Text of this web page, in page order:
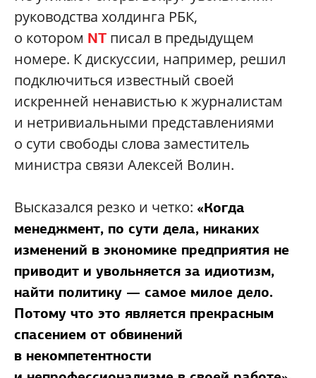
руководства холдинга РБК,
о котором NT писал в предыдущем
номере. К дискуссии, например, решил
подключиться известный своей
искренней ненавистью к журналистам
и нетривиальными представлениями
о сути свободы слова заместитель
министра связи Алексей Волин.
Высказался резко и четко: «Когда
менеджмент, по сути дела, никаких
изменений в экономике предприятия не
приводит и увольняется за идиотизм,
найти политику — самое милое дело.
Потому что это является прекрасным
спасением от обвинений
в некомпетентности